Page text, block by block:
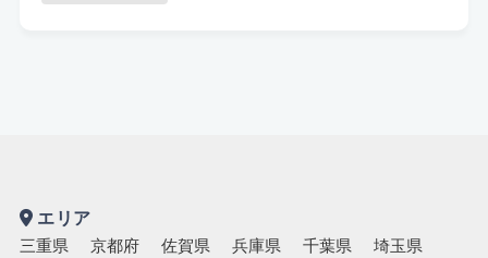
エリア
三重県 京都府 佐賀県 兵庫県 千葉県
埼玉県